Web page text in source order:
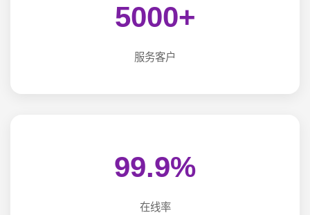
5000+
服务客户
99.9%
在线率